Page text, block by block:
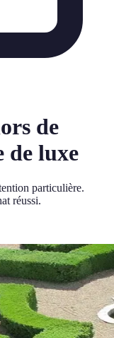
de
de luxe
particulière.
réussi.